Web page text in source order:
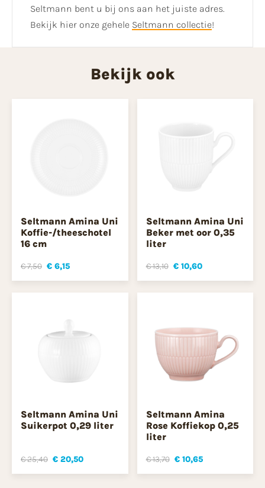
Seltmann bent u bij ons aan het juiste adres.
Bekijk hier onze gehele Seltmann collectie!
Bekijk ook
Seltmann Amina Uni
Koffie-/theeschotel
16 cm
€ 7,50 € 6,15
Seltmann Amina Uni
Beker met oor 0,35
liter
€ 13,10 € 10,60
Seltmann Amina Uni
Suikerpot 0,29 liter
€ 25,40 € 20,50
Seltmann Amina
Rose Koffiekop 0,25
liter
€ 13,70 € 10,65